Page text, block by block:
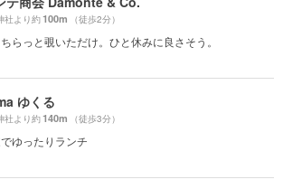
社より約100m （徒歩2分）
らっと覗いただけ。ひと休みに良さそう。
ゆくる
社より約140m （徒歩3分）
ゆったりランチ